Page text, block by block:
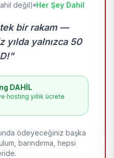
değil) Her Şey Dahil
bir rakam —
yalnızca 50
DAHİL
hosting yıllık ücrete
ödeyeceğiniz başka
barındırma, hepsi